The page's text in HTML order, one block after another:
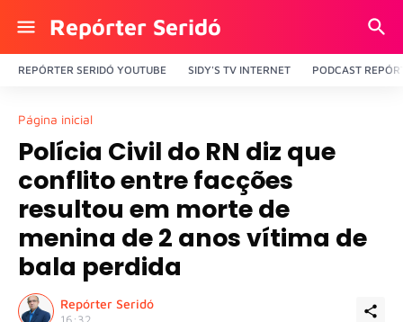
Repórter Seridó
REPÓRTER SERIDÓ YOUTUBE SIDY'S TV INTERNET PODCAST
Página inicial
Polícia Civil do RN diz que
conflito entre facções
resultou em morte de
menina de 2 anos vítima de
bala perdida
Repórter Seridó
16:32